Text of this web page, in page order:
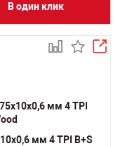
В один клик
мм 4 TPI B+S